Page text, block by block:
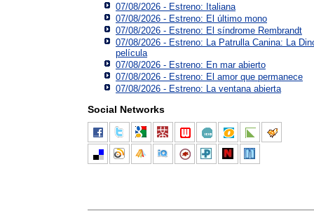
07/08/2026 - Estreno: Italiana
07/08/2026 - Estreno: El último mono
07/08/2026 - Estreno: El síndrome Rembrandt
07/08/2026 - Estreno: La Patrulla Canina: La
película
07/08/2026 - Estreno: En mar abierto
07/08/2026 - Estreno: El amor que permanece
07/08/2026 - Estreno: La ventana abierta
Social Networks